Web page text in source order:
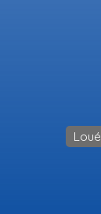
Loué